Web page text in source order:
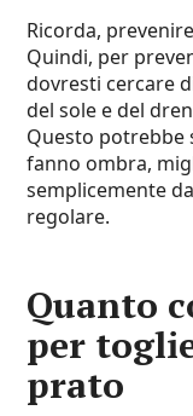
Ricorda,
Quindi, per
dovresti cercare
del sole e del
Questo potrebbe
fanno ombra,
semplicemente
regolare.
Quanto
per
prato